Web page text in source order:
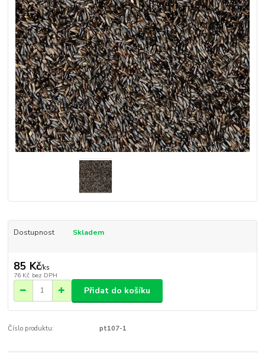
Dostupnost Skladem
85 Kč/ks
76 Kč bez DPH
Přidat do košíku
Číslo produktu: pt107-1